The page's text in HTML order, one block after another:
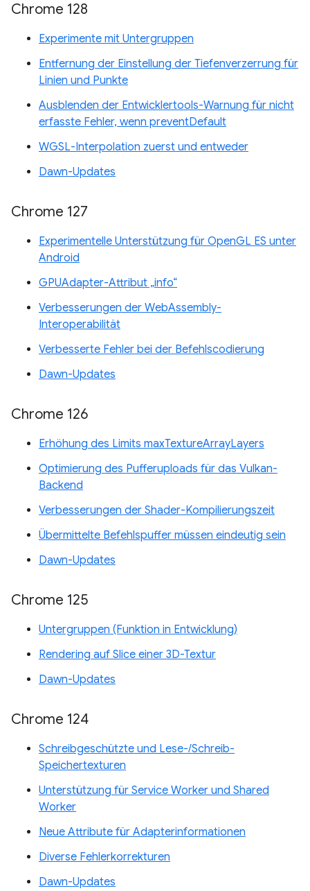
Chrome 128
Experimente mit Untergruppen
Entfernung der Einstellung der Tiefenverzerrung für
Linien und Punkte
Ausblenden der Entwicklertools-Warnung für nicht
erfasste Fehler, wenn preventDefault
WGSL-Interpolation zuerst und entweder
Dawn-Updates
Chrome 127
Experimentelle Unterstützung für OpenGL ES unter
Android
GPUAdapter-Attribut „info“
Verbesserungen der WebAssembly-
Interoperabilität
Verbesserte Fehler bei der Befehlscodierung
Dawn-Updates
Chrome 126
Erhöhung des Limits maxTextureArrayLayers
Optimierung des Pufferuploads für das Vulkan-
Backend
Verbesserungen der Shader-Kompilierungszeit
Übermittelte Befehlspuffer müssen eindeutig sein
Dawn-Updates
Chrome 125
Untergruppen (Funktion in Entwicklung)
Rendering auf Slice einer 3D-Textur
Dawn-Updates
Chrome 124
Schreibgeschützte und Lese-/Schreib-
Speichertexturen
Unterstützung für Service Worker und Shared
Worker
Neue Attribute für Adapterinformationen
Diverse Fehlerkorrekturen
Dawn-Updates